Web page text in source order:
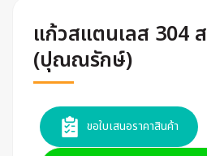
แก้วสแตนเลส 304
(ปุณณรักษ์)
ขอใบเสนอราคาสินค้า